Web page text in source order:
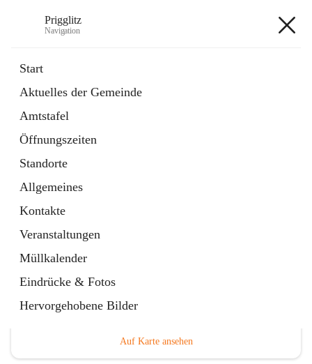
Prigglitz
Navigation
Start
Aktuelles der Gemeinde
Amtstafel
Öffnungszeiten
Standorte
Allgemeines
Kontakte
Veranstaltungen
Müllkalender
Eindrücke & Fotos
Hervorgehobene Bilder
Externe Webseite
in
Tab
Gemeindezeitung
Ordner
öffnet
in
neuem
Tab
Hauptadresse
Auf Karte ansehen